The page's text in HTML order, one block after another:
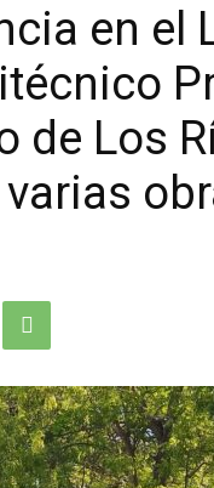
en el
de Los